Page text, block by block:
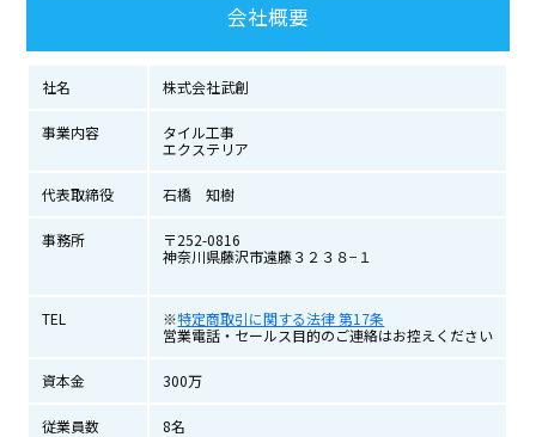
会社概要
社名 株式会社武創
事業内容
タイル工事
エクステリア
代表取締役 石橋 知樹
事務所
〒252-0816
神奈川県藤沢市遠藤３２３８−１
TEL ※特定商取引に関する法律 第17条
営業電話・セールス目的のご連絡はお控えください
資本金 300万
従業員数 8名